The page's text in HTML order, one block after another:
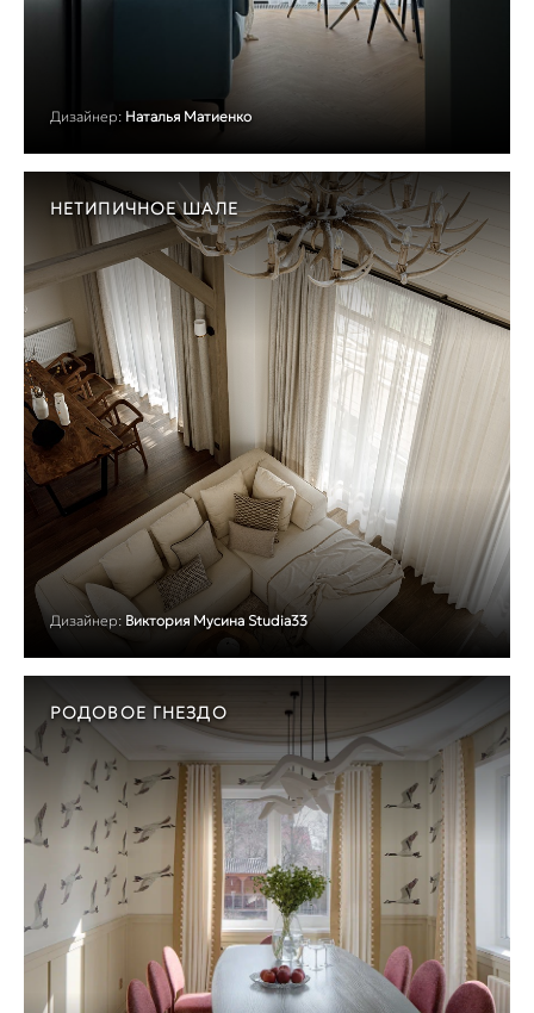
Дизайнер: Наталья Матиенко
НЕТИПИЧНОЕ ШАЛЕ
Дизайнер: Виктория Мусина Studia33
РОДОВОЕ ГНЕЗДО